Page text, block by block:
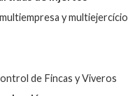
y multiejercício
de Fincas y Viveros